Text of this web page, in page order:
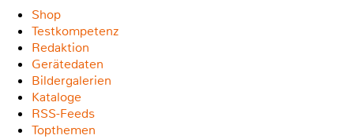
Shop
Testkompetenz
Redaktion
Gerätedaten
Bildergalerien
Kataloge
RSS-Feeds
Topthemen